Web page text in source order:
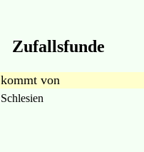
Zufallsfunde
kommt von
Schlesien